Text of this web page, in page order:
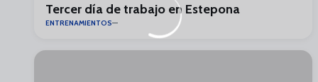
Tercer día de trabajo en Estepona
ENTRENAMIENTOS